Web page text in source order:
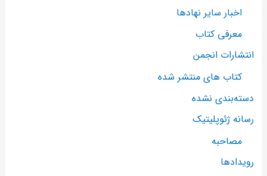
اخبار سایر نهادها
معرفی کتاب
انتشارات انجمن
کتاب های منتشر شده
دسته‌بندی نشده
رسانه ژئوپلیتیک
مصاحبه
رویدادها